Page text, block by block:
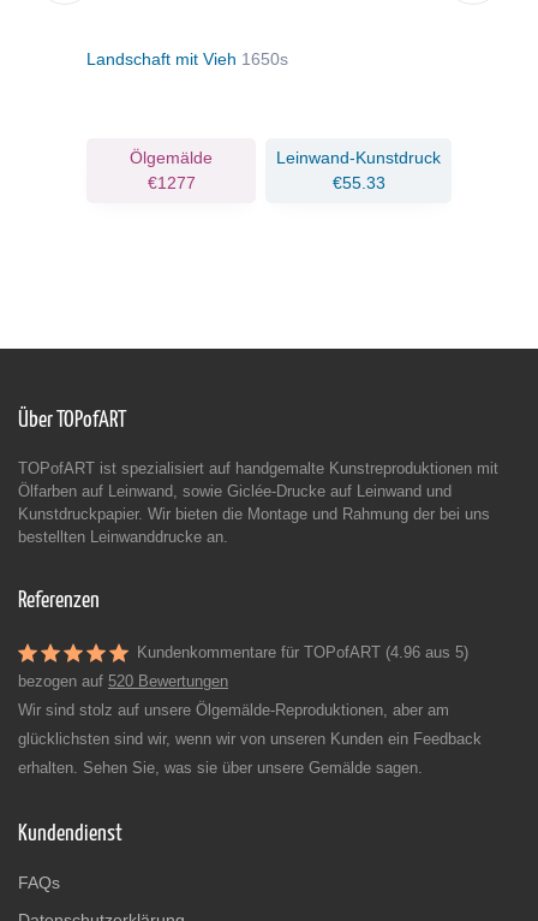
Landschaft mit Vieh 1650s
Ölgemälde
€1277
Leinwand-Kunstdruck
€55.33
Über TOPofART
TOPofART ist spezialisiert auf handgemalte Kunstreproduktionen mit
Ölfarben auf Leinwand, sowie Giclée-Drucke auf Leinwand und
Kunstdruckpapier. Wir bieten die Montage und Rahmung der bei uns
bestellten Leinwanddrucke an.
Referenzen
Kundenkommentare für TOPofART (4.96 aus 5)
bezogen auf 520 Bewertungen
Wir sind stolz auf unsere Ölgemälde-Reproduktionen, aber am
glücklichsten sind wir, wenn wir von unseren Kunden ein Feedback
erhalten. Sehen Sie, was sie über unsere Gemälde sagen.
Kundendienst
FAQs